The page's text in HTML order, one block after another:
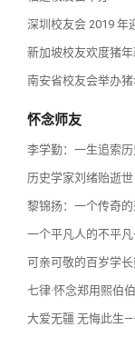
深圳校友会 2019 年
新加坡校友欢度猪
南安省校友会举办
怀念师友
李学勤：一生追索
历史学家刘绪贻逝世
黎锦扬：一个传奇
一个平凡人的不平
可亲可敬的百岁学
七律·怀念郑用熙伯
大爱无疆 无悔此生